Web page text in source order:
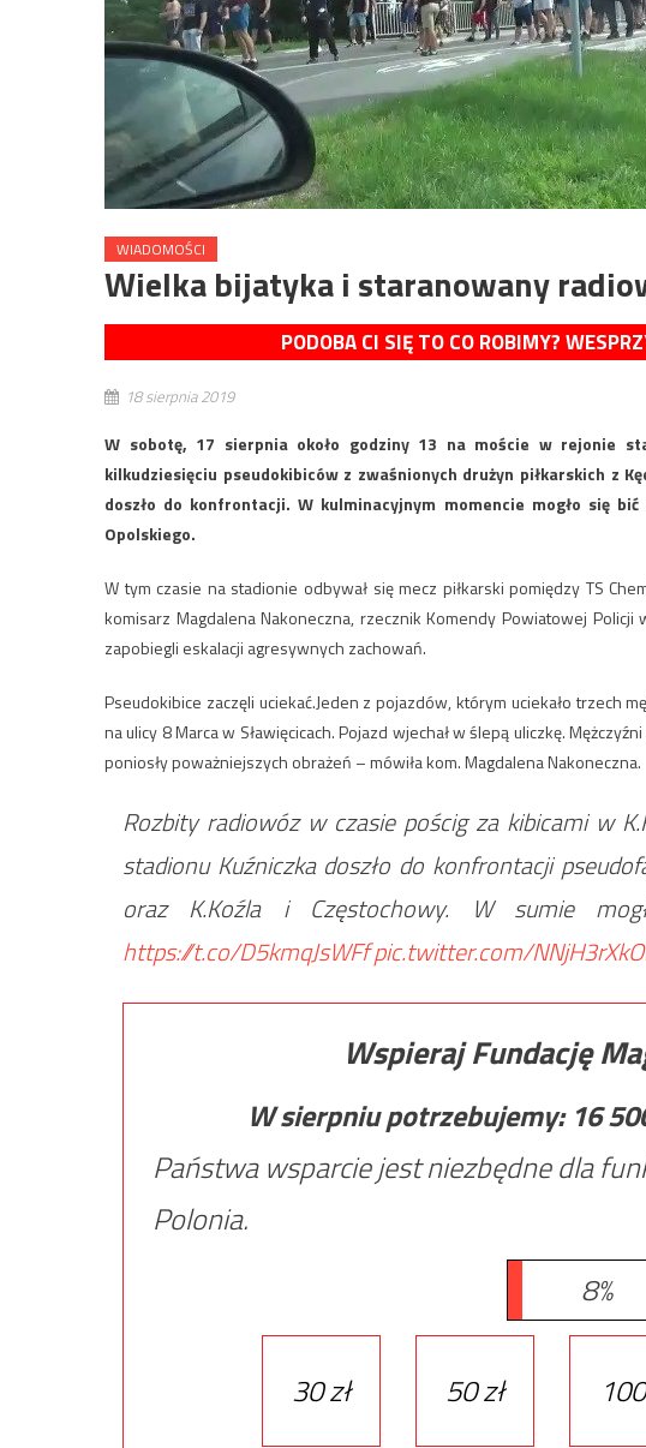
WIADOMOŚCI
Wielka bijatyka i staranowany
PODOBA CI SIĘ TO CO ROBIMY?
18 sierpnia 2019
W sobotę, 17 sierpnia około godziny 13 na moście w rejonie
kilkudziesięciu pseudokibiców z zwaśnionych drużyn piłkarskich z
doszło do konfrontacji. W kulminacyjnym momencie mogło się
Opolskiego.
W tym czasie na stadionie odbywał się mecz piłkarski pomiędzy TS
komisarz Magdalena Nakoneczna, rzecznik Komendy Powiatowej
zapobiegli eskalacji agresywnych zachowań.
Pseudokibice zaczęli uciekać.Jeden z pojazdów, którym uciekało trzech
na ulicy 8 Marca w Sławięcicach. Pojazd wjechał w ślepą uliczkę.
poniosły poważniejszych obrażeń – mówiła kom. Magdalena Nakoneczna.
Rozbity radiowóz w czasie pościg za kibicami w
stadionu Kuźniczka doszło do konfrontacji
oraz K.Koźla i Częstochowy. W sumie
https://t.co/D5kmqJsWFfpic.twitter.com/
Wspieraj Fundację
W sierpniu potrzebujemy: 16
Państwa wsparcie jest niezbędne dla
Polonia.
8%
30 zł 50 zł